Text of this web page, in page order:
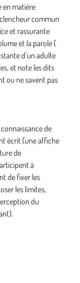
en matière
commun
et rassurante
et la parole (
d’un adulte
et note les dits
ou ne savent pas
de
écrit (une affiche
de
à
de fixer les
les limites,
du